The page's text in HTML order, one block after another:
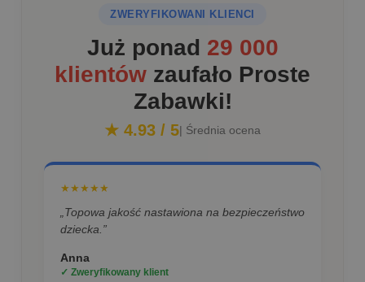
ZWERYFIKOWANI KLIENCI
Już ponad 29 000
klientów zaufało Proste
Zabawki!
★ 4.93 / 5| Średnia ocena
★★★★★
„Topowa jakość nastawiona na bezpieczeństwo
dziecka.”
Anna
✓ Zweryfikowany klient